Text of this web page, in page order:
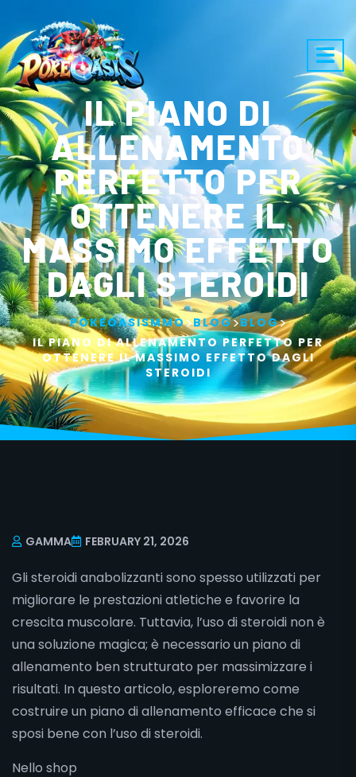
IL PIANO DI
ALLENAMENTO
PERFETTO PER
OTTENERE IL
MASSIMO EFFETTO
DAGLI STEROIDI
POKEOASISMMO>BLOG>BLOG>
IL PIANO DI ALLENAMENTO PERFETTO PER
OTTENERE IL MASSIMO EFFETTO DAGLI
STEROIDI
GAMMA FEBRUARY 21, 2026
Gli steroidi anabolizzanti sono spesso utilizzati per
migliorare le prestazioni atletiche e favorire la
crescita muscolare. Tuttavia, l’uso di steroidi non è
una soluzione magica; è necessario un piano di
allenamento ben strutturato per massimizzare i
risultati. In questo articolo, esploreremo come
costruire un piano di allenamento efficace che si
sposi bene con l’uso di steroidi.
Nello shop